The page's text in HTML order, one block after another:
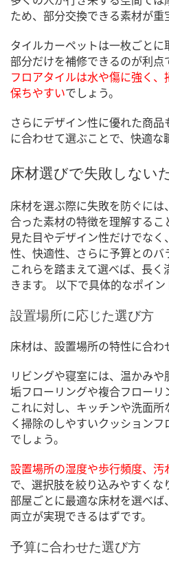
ため、部分交換できる素材が重
タイルカーペットは一枚ごと
部分だけを補修できるのが利点
フロアタイルは水や傷に強く
保ちやすいでしょう。
さらにデザイン性に優れた商
に合わせて選ぶことで、快適な
床材選びで失敗しない
床材を選ぶ際に失敗を防ぐに
合った素材の特徴を理解するこ
見た目やデザイン性だけでな
性、快適性、さらに予算とのバ
これらを踏まえて選べば、長
きます。 以下で具体的なポイン
設置場所に応じた選び方
床材は、設置場所の特性に合わ
リビングや寝室には、温かみ
垢フローリングや複合フローリ
これに対し、キッチンや洗面
く掃除のしやすいクッション
でしょう。
設置場所の湿度や歩行頻度、汚
で、選択肢を絞り込みやすくな
部屋ごとに最適な床材を選べ
両立が実現できるはずです。
予算に合わせた選び方